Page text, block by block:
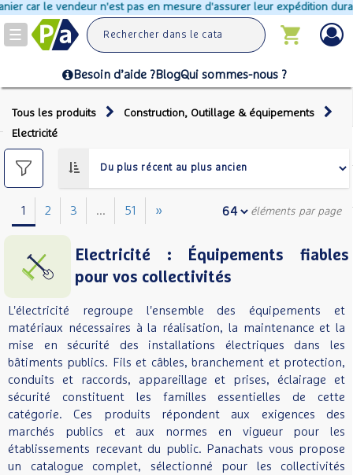
pas en mesure d'assurer leur expédition durant cette période
Toggle
navigation
Besoin d’aide ?BlogQui sommes-nous ?
Tous les produits
Construction, Outillage & équipements
Electricité
1 2 3 ... 51 » éléments par page
Electricité : Équipements fiables
pour vos collectivités
L'électricité regroupe l'ensemble des équipements et
matériaux nécessaires à la réalisation, la maintenance et la
mise en sécurité des installations électriques dans les
bâtiments publics. Fils et câbles, branchement et protection,
conduits et raccords, appareillage et prises, éclairage et
sécurité constituent les familles essentielles de cette
catégorie. Ces produits répondent aux exigences des
marchés publics et aux normes en vigueur pour les
établissements recevant du public. Panachats vous propose
un catalogue complet, sélectionné pour les collectivités